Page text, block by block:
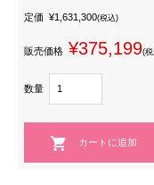
定価 ¥1,631,300(税込)
販売価格 ¥375,199(
数量